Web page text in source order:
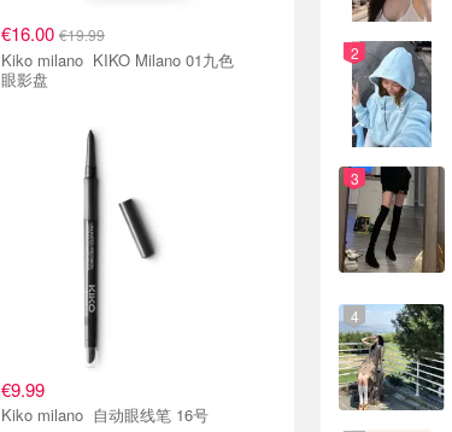
€16.00 €19.99
Kiko milano KIKO Milano 01九色
眼影盘
€9.99
Kiko milano 自动眼线笔 16号